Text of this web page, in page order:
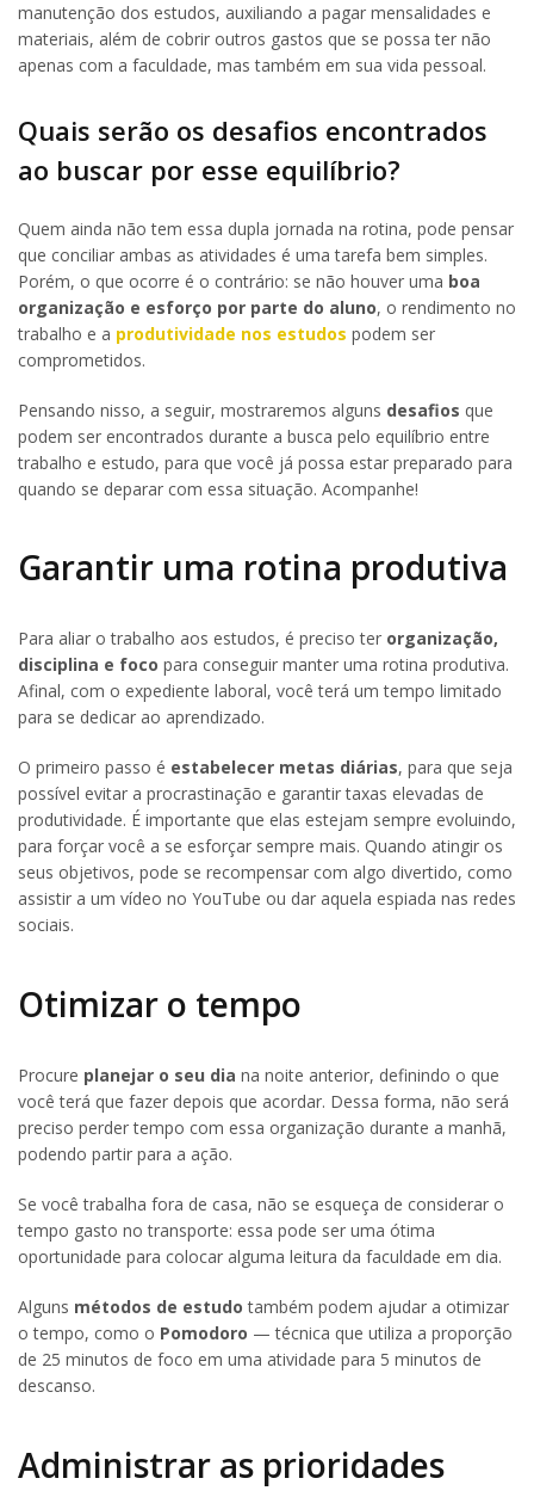
manutenção dos estudos, auxiliando a pagar mensalidades e
materiais, além de cobrir outros gastos que se possa ter não
apenas com a faculdade, mas também em sua vida pessoal.
Quais serão os desafios encontrados
ao buscar por esse equilíbrio?
Quem ainda não tem essa dupla jornada na rotina, pode pensar
que conciliar ambas as atividades é uma tarefa bem simples.
Porém, o que ocorre é o contrário: se não houver uma boa
organização e esforço por parte do aluno, o rendimento no
trabalho e a produtividade nos estudos podem ser
comprometidos.
Pensando nisso, a seguir, mostraremos alguns desafios que
podem ser encontrados durante a busca pelo equilíbrio entre
trabalho e estudo, para que você já possa estar preparado para
quando se deparar com essa situação. Acompanhe!
Garantir uma rotina produtiva
Para aliar o trabalho aos estudos, é preciso ter organização,
disciplina e foco para conseguir manter uma rotina produtiva.
Afinal, com o expediente laboral, você terá um tempo limitado
para se dedicar ao aprendizado.
O primeiro passo é estabelecer metas diárias, para que seja
possível evitar a procrastinação e garantir taxas elevadas de
produtividade. É importante que elas estejam sempre evoluindo,
para forçar você a se esforçar sempre mais. Quando atingir os
seus objetivos, pode se recompensar com algo divertido, como
assistir a um vídeo no YouTube ou dar aquela espiada nas redes
sociais.
Otimizar o tempo
Procure planejar o seu dia na noite anterior, definindo o que
você terá que fazer depois que acordar. Dessa forma, não será
preciso perder tempo com essa organização durante a manhã,
podendo partir para a ação.
Se você trabalha fora de casa, não se esqueça de considerar o
tempo gasto no transporte: essa pode ser uma ótima
oportunidade para colocar alguma leitura da faculdade em dia.
Alguns métodos de estudo também podem ajudar a otimizar
o tempo, como o Pomodoro — técnica que utiliza a proporção
de 25 minutos de foco em uma atividade para 5 minutos de
descanso.
Administrar as prioridades